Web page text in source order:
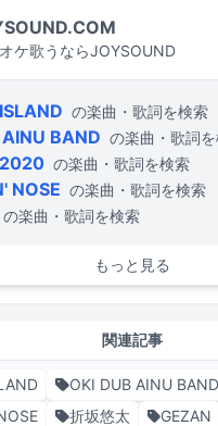
ケ歌うならJOYSOUND
の楽曲・歌詞を検索
BAND の楽曲・歌詞
の楽曲・歌詞を検索
NOSE の楽曲・歌詞を検索
の楽曲・歌詞を検索
もっと見る
関連記事
OKI DUB AINU BAND
折坂悠太 GEZAN